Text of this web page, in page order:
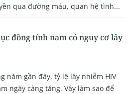
qua đường máu, quan hệ tình...
đồng tính nam có nguy cơ lây
năm gần đây, tỷ lệ lây nhiễm HIV
ngày càng tăng. Vậy làm sao để